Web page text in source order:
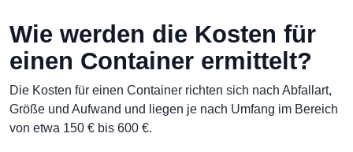
Wie werden die Kosten für
einen Container ermittelt?
Die Kosten für einen Container richten sich nach Abfallart,
Größe und Aufwand und liegen je nach Umfang im Bereich
von etwa 150 € bis 600 €.